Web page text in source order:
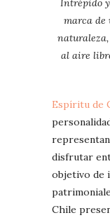
Intrépido
marca de
al aire
Espíritu de
disfrutar
objetivo de
Chile